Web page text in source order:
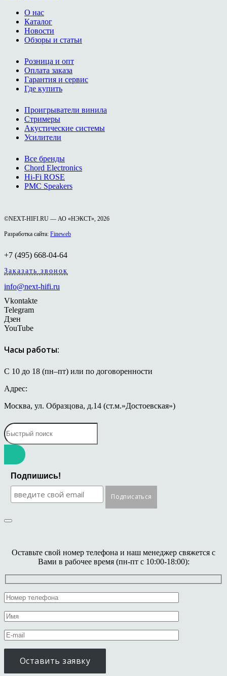
О нас
Каталог
Новости
Обзоры и статьи
Розница и опт
Оплата заказа
Гарантия и сервис
Где купить
Проигрыватели винила
Стримеры
Акустические системы
Усилители
Все бренды
Chord Electronics
Hi-Fi ROSE
PMC Speakers
©NEXT-HIFI.RU — АО «НЭКСТ», 2026
Разработка сайта: Fineweb
+7 (495) 668-04-64
Заказать звонок
info@next-hifi.ru
Vkontakte
Telegram
Дзен
YouTube
Часы работы:
С 10 до 18 (пн–пт) или по договоренности
Адрес:
Москва, ул. Образцова, д.14 (ст.м.»Достоевская»)
Подпишись!
Оставьте свой номер телефона и наш менеджер свяжется с
Вами в рабочее время (пн-пт с 10:00-18:00):